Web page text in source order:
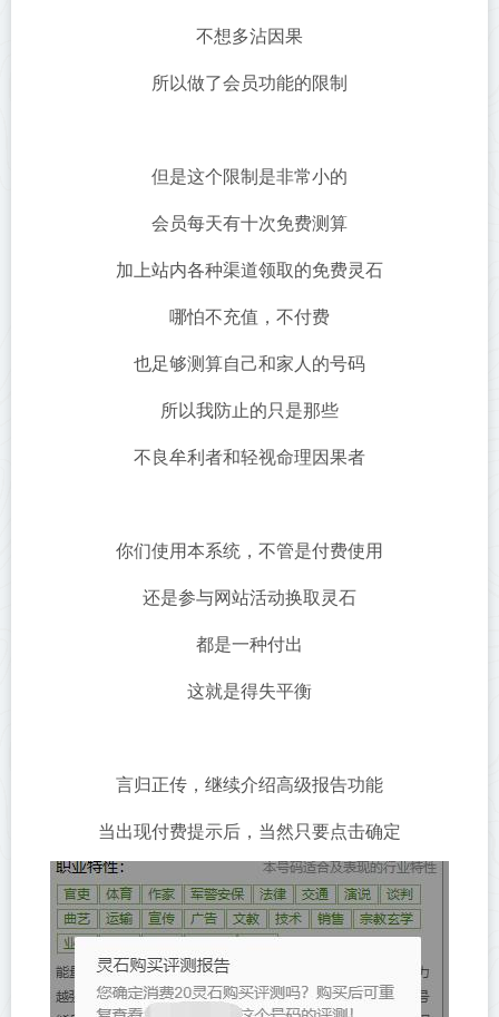
不想多沾因果
所以做了会员功能的限制
但是这个限制是非常小的
会员每天有十次免费测算
加上站内各种渠道领取的免费灵石
哪怕不充值，不付费
也足够测算自己和家人的号码
所以我防止的只是那些
不良牟利者和轻视命理因果者
你们使用本系统，不管是付费使用
还是参与网站活动换取灵石
都是一种付出
这就是得失平衡
言归正传，继续介绍高级报告功能
当出现付费提示后，当然只要点击确定